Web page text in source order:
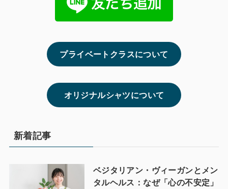
プライベートクラスについて
オリジナルシャツについて
新着記事
ベジタリアン・ヴィーガンとメン
タルヘルス：なぜ「心の不安定」